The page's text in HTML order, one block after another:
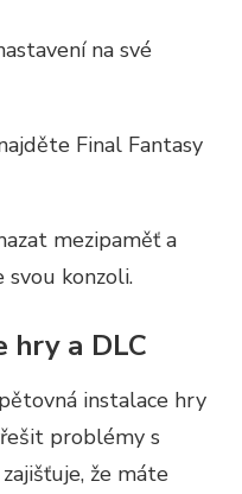
na své
Final Fantasy
mezipaměť a
konzoli.
hry a DLC
instalace hry
problémy s
že máte